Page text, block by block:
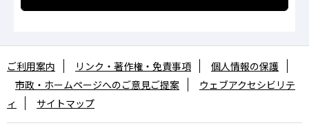
ご利用案内 リンク・著作権・免責事項
個人情報の保護
市政・ホームページへのご意見ご提案
ウェブアクセシビリテ
ィ
サイトマップ